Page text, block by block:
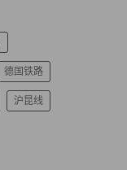
德国铁路
沪昆线